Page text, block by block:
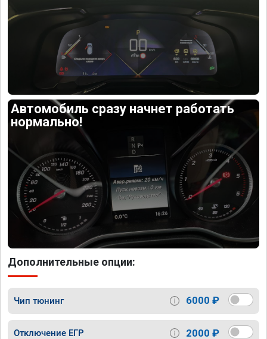
Автомобиль сразу начнет работать
нормально!
Дополнительные опции:
Чип тюнинг 6000 ₽
Отключение ЕГР 2000 ₽